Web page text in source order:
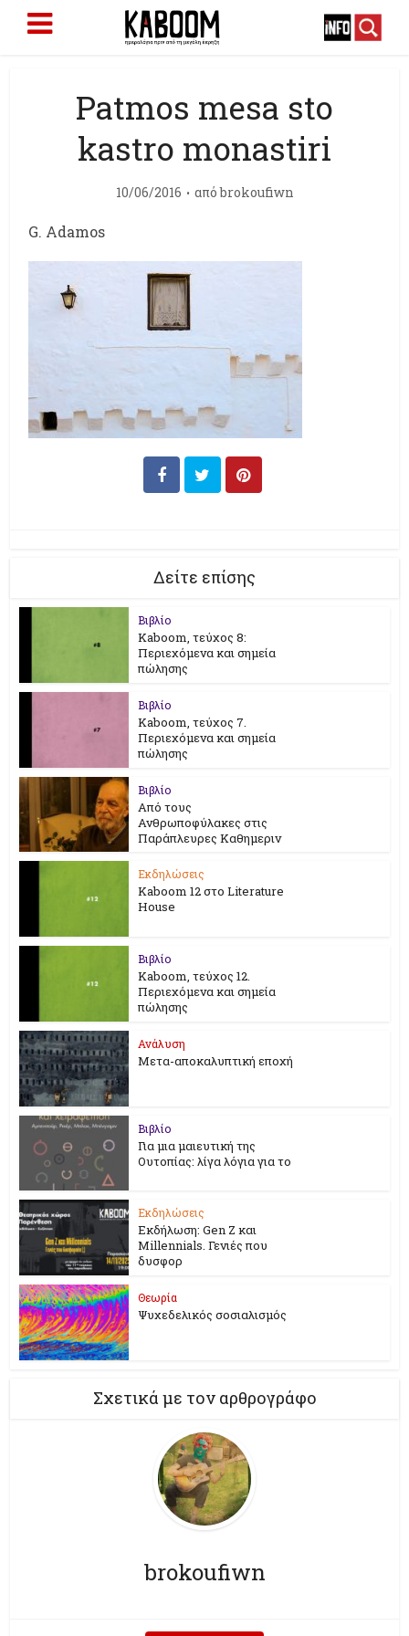
Patmos mesa sto
kastro monastiri
10/06/2016 απόbrokoufiwn
G. Adamos
Δείτε επίσης
Βιβλίο
Kaboom, τεύχος 8:
Περιεχόμενα και σημεία
πώλησης
Βιβλίο
Kaboom, τεύχος 7.
Περιεχόμενα και σημεία
πώλησης
Βιβλίο
Από τους
Ανθρωποφύλακες στις
Παράπλευρες Καθημεριν
Εκδηλώσεις
Kaboom 12 στο Literature
House
Βιβλίο
Kaboom, τεύχος 12.
Περιεχόμενα και σημεία
πώλησης
Ανάλυση
Μετα-αποκαλυπτική εποχή
Βιβλίο
Για μια μαιευτική της
Ουτοπίας: λίγα λόγια για το
Εκδηλώσεις
Εκδήλωση: Gen Z και
Millennials. Γενιές που
δυσφορ
Θεωρία
Ψυχεδελικός σοσιαλισμός
Σχετικά με τον αρθρογράφο
brokoufiwn